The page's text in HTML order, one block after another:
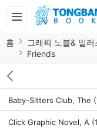
홈 그래픽 노블& 일
Friends
Baby-Sitters Club, The
Click Graphic Novel, A